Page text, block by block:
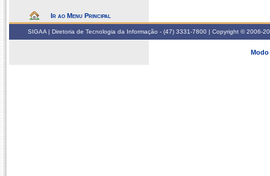
Ir ao Menu Principal
SIGAA | Diretoria de Tecnologia da Informação - (47) 3331-7800 | Copyright © 2006-
Modo